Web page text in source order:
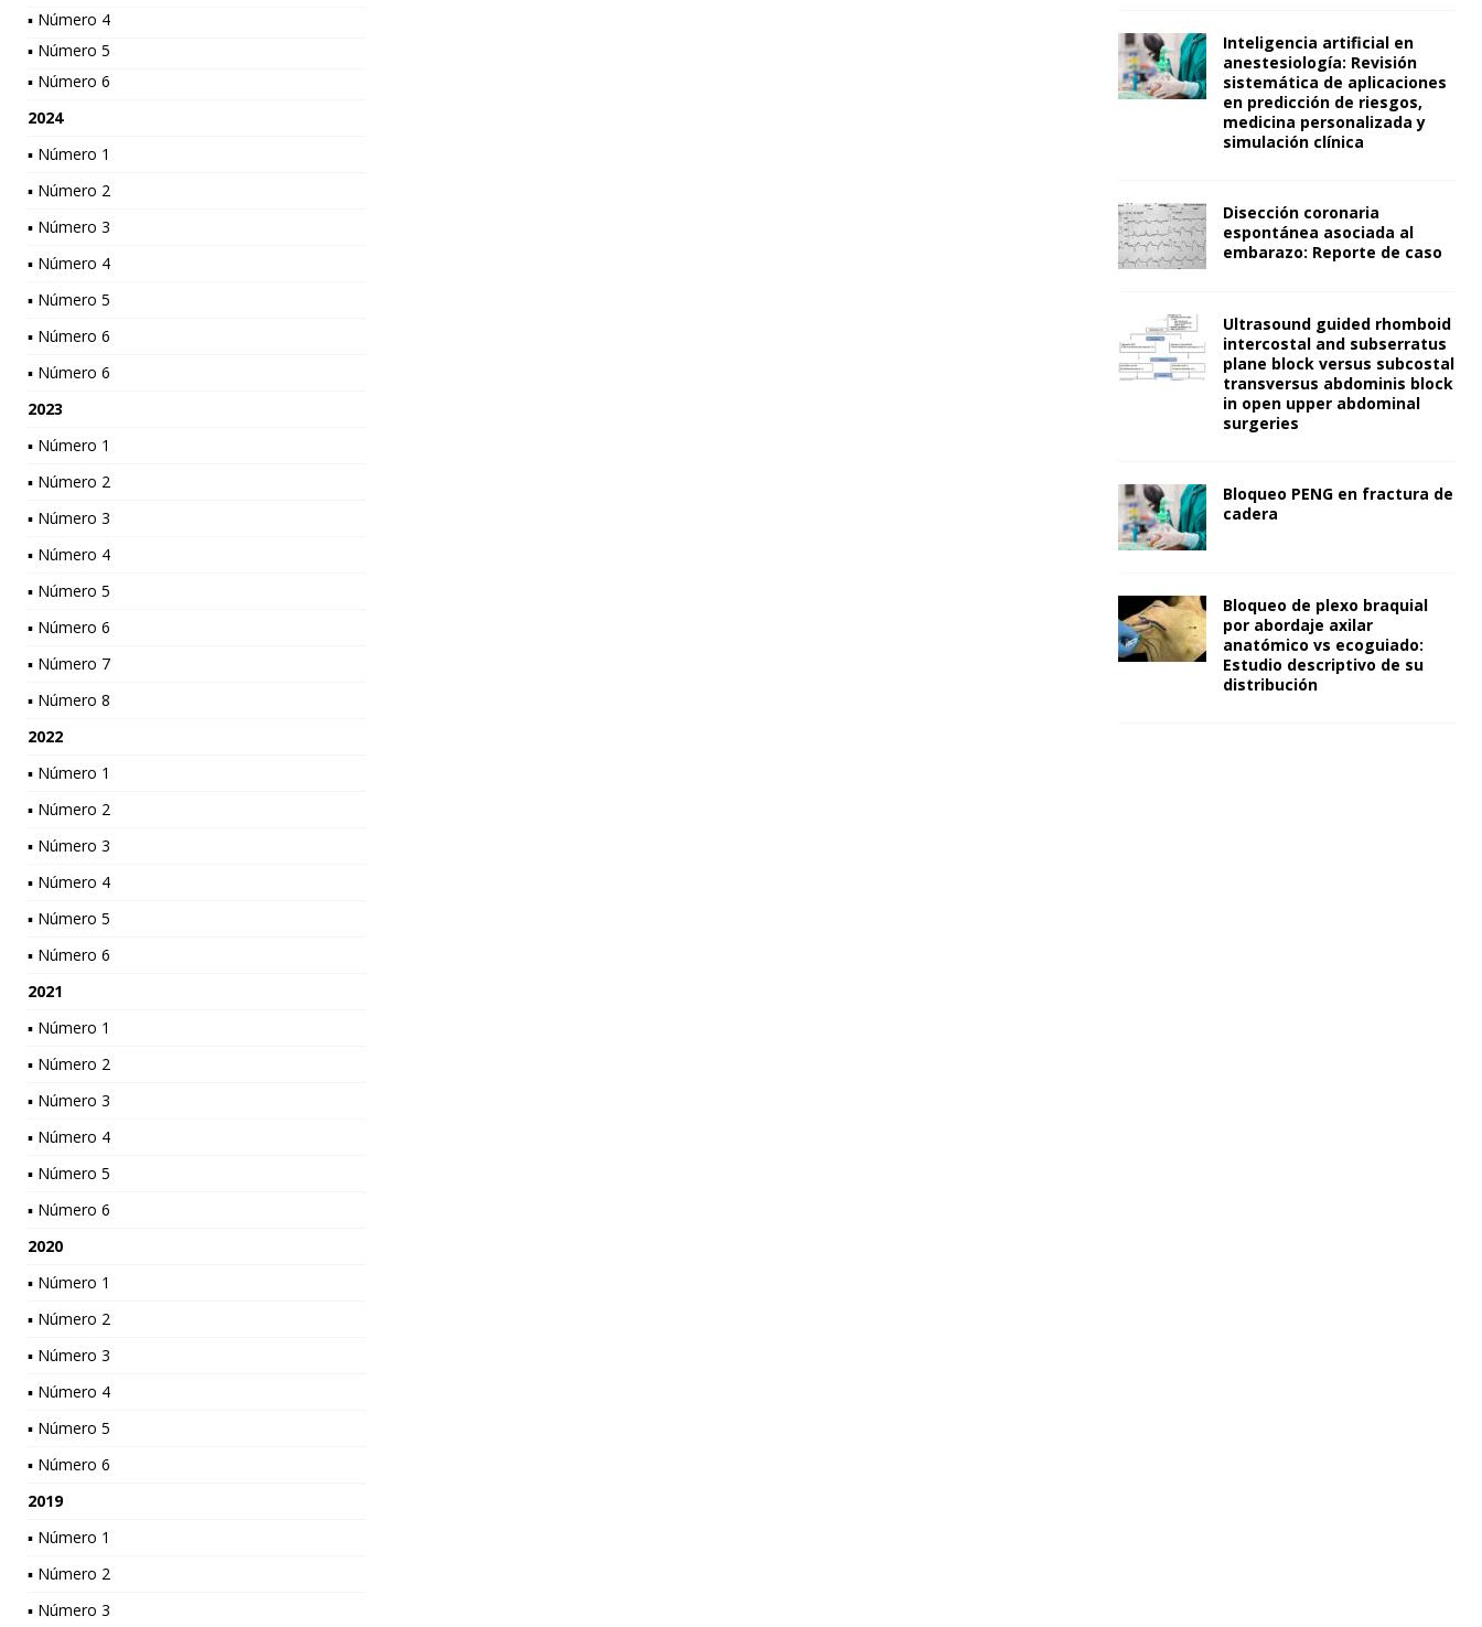
▪ Número 4
▪ Número 5
▪ Número 6
2024
▪ Número 1
▪ Número 2
▪ Número 3
▪ Número 4
▪ Número 5
▪ Número 6
▪ Número 6
2023
▪ Número 1
▪ Número 2
▪ Número 3
▪ Número 4
▪ Número 5
▪ Número 6
▪ Número 7
▪ Número 8
2022
▪ Número 1
▪ Número 2
▪ Número 3
▪ Número 4
▪ Número 5
▪ Número 6
2021
▪ Número 1
▪ Número 2
▪ Número 3
▪ Número 4
▪ Número 5
▪ Número 6
2020
▪ Número 1
▪ Número 2
▪ Número 3
▪ Número 4
▪ Número 5
▪ Número 6
2019
▪ Número 1
▪ Número 2
▪ Número 3
Inteligencia artificial en
anestesiología: Revisión
sistemática de aplicaciones
en predicción de riesgos,
medicina personalizada y
simulación clínica
Disección coronaria
espontánea asociada al
embarazo: Reporte de caso
Ultrasound guided rhomboid
intercostal and subserratus
plane block versus subcostal
transversus abdominis block
in open upper abdominal
surgeries
Bloqueo PENG en fractura de
cadera
Bloqueo de plexo braquial
por abordaje axilar
anatómico vs ecoguiado:
Estudio descriptivo de su
distribución